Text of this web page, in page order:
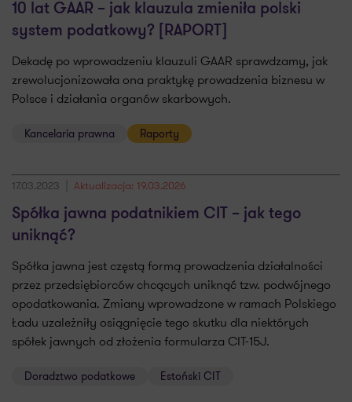
10 lat GAAR – jak klauzula zmieniła polski
system podatkowy? [RAPORT]
Dekadę po wprowadzeniu klauzuli GAAR sprawdzamy, jak
zrewolucjonizowała ona praktykę prowadzenia biznesu w
Polsce i działania organów skarbowych.
Kancelaria prawna Raporty
17.03.2023
Aktualizacja: 19.03.2026
Spółka jawna podatnikiem CIT – jak tego
uniknąć?
Spółka jawna jest częstą formą prowadzenia działalności
przez przedsiębiorców chcących uniknąć tzw. podwójnego
opodatkowania. Zmiany wprowadzone w ramach Polskiego
Ładu uzależniły osiągnięcie tego skutku dla niektórych
spółek jawnych od złożenia formularza CIT-15J.
Doradztwo podatkowe Estoński CIT